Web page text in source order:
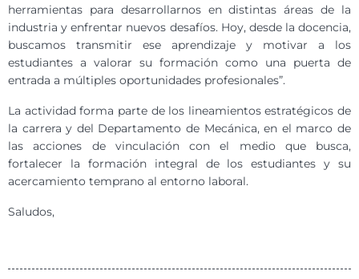
herramientas para desarrollarnos en distintas áreas de la
industria y enfrentar nuevos desafíos. Hoy, desde la docencia,
buscamos transmitir ese aprendizaje y motivar a los
estudiantes a valorar su formación como una puerta de
entrada a múltiples oportunidades profesionales”.
La actividad forma parte de los lineamientos estratégicos de
la carrera y del Departamento de Mecánica, en el marco de
las acciones de vinculación con el medio que busca,
fortalecer la formación integral de los estudiantes y su
acercamiento temprano al entorno laboral.
Saludos,